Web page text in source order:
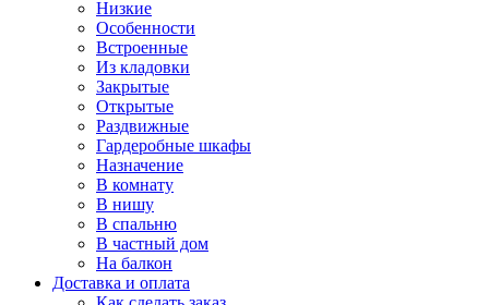
Низкие
Особенности
Встроенные
Из кладовки
Закрытые
Открытые
Раздвижные
Гардеробные шкафы
Назначение
В комнату
В нишу
В спальню
В частный дом
На балкон
Доставка и оплата